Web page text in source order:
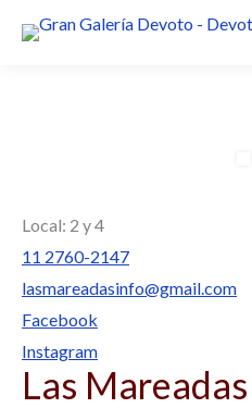
Local: 2 y 4
11 2760-2147
lasmareadasinfo@gmail.com
Facebook
Instagram
Las Mareadas